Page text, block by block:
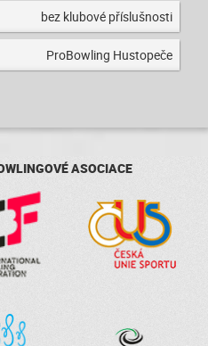
bez klubové příslušnosti
ProBowling Hustopeče
ASOCIACE